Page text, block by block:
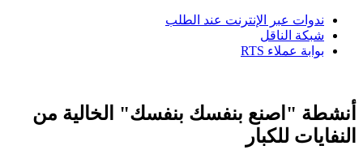
ندوات عبر الإنترنت عند الطلب
شبكة الناقل
بوابة عملاء RTS
أنشطة "اصنع بنفسك بنفسك" الخالية من
النفايات للكبار